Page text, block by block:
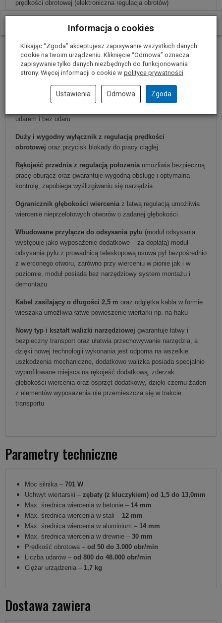
prędkości obrotowej (elektroniczna regulacja obrotów)
wkrętów i śrub
Obrotowy szczotkotrzymacz
wydłużający żywotność szczotek
zarówno w prawo jak i w lewo
udarem i bez udaru
Duży i wygodny wyłącznik z regulacją prędkości
obrotowej oraz przycisk blokady do pracy ciągłej
Rękojeść przednia z regulacją położenia umożliwia bezpieczną
pracę oburącz oraz gwarantuje wygodną obsługę i optymalną
kontrolę, zapobiega wyślizgiwaniu się narzędzia
Ogranicznik głębokości wiercenia z łatwą regulacją umożliwia
wiercenie nieprzelotowych otworów o zadanej głębokości
Wbudowane przyłącze do odsysania pyłu (moduł odsysania
występuje jako wyposażenie dodatkowe – za dopłatą) moduł
odsysania pyłu z prowadnicą teleskopową usuwa pył bezpośrednio
z wierconego otworu, zarówno przy wierceniu w pionie jak i w
poziomie, moduł posiada bez narzędziowy system montażu i
demontażu
Kabel zasilający o długości 2,5 m oraz odgiętka kabla w formie
wieszaka umożliwia łatwe powieszenie wiertarki np. na haku
Nowy typ i kształt walizki narzędziowej gwarantuje łatwy i
bezpieczny transport oraz ułatwia przechowywanie narzędzia, a
dzięki nowej technologii wykonania jest odporna na wszelkie
uszkodzenia mechaniczne, dodatkowo walizka posiada specjalnie
wyprofilowane miejsca na rękojeść dodatkową, zderzak
głębokości wiercenia oraz osprzęt dodatkowy, dzięki czemu żaden
z elementów wyposażenia nie przemieszcza się w trakcie
transportu
Parametry techniczne
Moc silnika – 701 W
Uchwyt wiertarski – zębaty (z kluczykiem) od 1,5 do 13,0mm
Max. średnica wiercenia w betonie – 14 mm
Max. średnica wiercenia w stali – 12 mm
Max. średnica wiercenia w aluminium – 14 mm
Max. średnica wiercenia w drewnie – 30 mm
Prędkość obrotowa – od 50 do 3.000 obr/min
Liczba udarów – od 800 do 48.000 obr/min
Ciężar urządzenia – 1,7 kg
Dostawa zawiera
W ostatnich 30 dniach produktem interesuje się
Informacja o cookies
Klikając “Zgoda” akceptujesz zapisywanie wszystkich danych
cookie na twoim urządzeniu. Kliknięcie “Odmowa” oznacza
zapisywanie tylko danych niezbędnych do funkcjonowania
strony. Więcej informacji o cookie w polityce prywatności.
Ustawienia Odmowa Zgoda